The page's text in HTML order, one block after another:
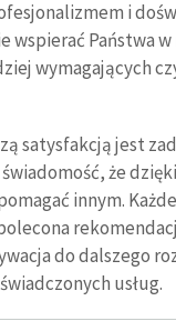
i
wspierać Państwa
wymagających
satysfakcją jest
że
innym.
do dalszego
usług.